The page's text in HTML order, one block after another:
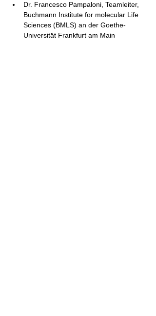
Dr. Francesco Pampaloni, Teamleiter,
Buchmann Institute for molecular Life
Sciences (BMLS) an der Goethe-
Universität Frankfurt am Main